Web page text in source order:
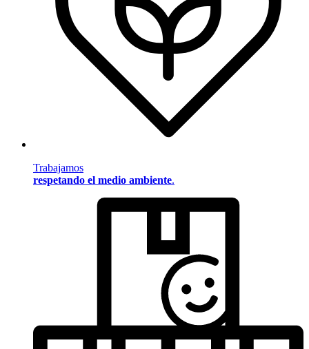
Trabajamos
respetando el medio ambiente.